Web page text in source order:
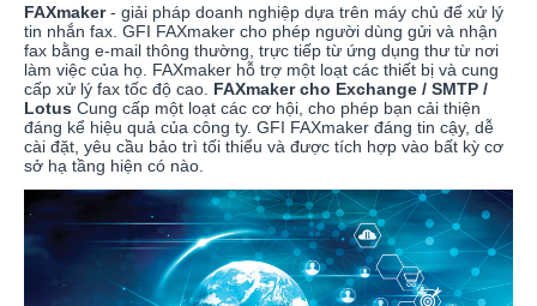
FAXmaker- giải pháp doanh nghiệp dựa trên máy chủ để xử lý
tin nhắn fax. GFI FAXmaker cho phép người dùng gửi và nhận
fax bằng e-mail thông thường, trực tiếp từ ứng dụng thư từ nơi
làm việc của họ. FAXmaker hỗ trợ một loạt các thiết bị và cung
cấp xử lý fax tốc độ cao. FAXmaker cho Exchange / SMTP /
Lotus Cung cấp một loạt các cơ hội, cho phép bạn cải thiện
đáng kể hiệu quả của công ty. GFI FAXmaker đáng tin cậy, dễ
cài đặt, yêu cầu bảo trì tối thiểu và được tích hợp vào bất kỳ cơ
sở hạ tầng hiện có nào.